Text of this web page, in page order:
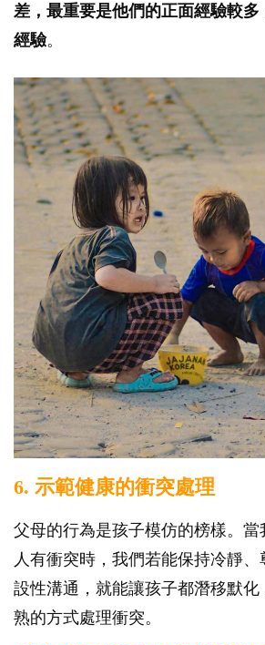
差，最重要是他們的正面經驗較
經驗。
6. 示範健康的衝突處理
父母的行為是孩子模仿的榜樣。
人有衝突時，我們若能保持冷靜
設性溝通，就能讓孩子都潛移默
熟的方式處理衝突。